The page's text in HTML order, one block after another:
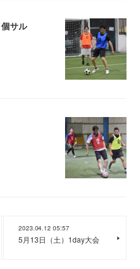
サル
2023.04.12 05:57
5月13日（土）1day大会